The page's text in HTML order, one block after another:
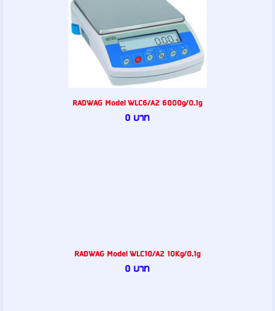
RADWAG Model WLC6/A2 6000g/0.1g
0 บาท
RADWAG Model WLC10/A2 10Kg/0.1g
0 บาท